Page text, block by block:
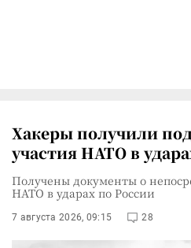
Хакеры получили
участия НАТО в
Получены документы о
НАТО в ударах по России
7 августа 2026, 09:15 28